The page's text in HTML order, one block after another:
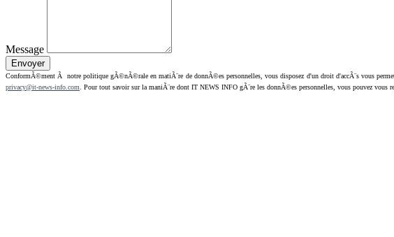
Message
ConformÃ©ment Ã notre politique gÃ©nÃ©rale en matiÃ¨re de donnÃ©es personnelles, vous disposez d'un droit d'accÃ¨s vous
privacy@it-news-info.com . Pour tout savoir sur la maniÃ¨re dont IT NEWS INFO gÃ¨re les donnÃ©es personnelles, vous pouvez vous